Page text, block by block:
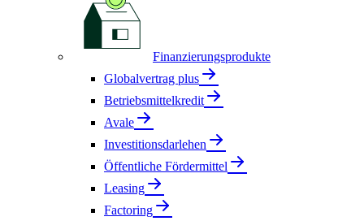
Finanzierungsprodukte
Globalvertrag plus
Betriebsmittelkredit
Avale
Investitionsdarlehen
Öffentliche Fördermittel
Leasing
Factoring